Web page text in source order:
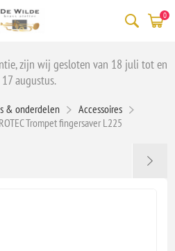
0
zijn wij gesloten van 18 juli tot en
augustus.
& onderdelen
Accessoires
Trompet fingersaver L225